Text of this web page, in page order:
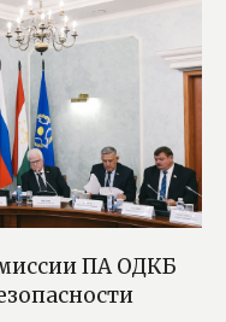
ПА ОДКБ